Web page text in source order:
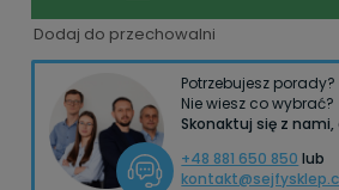
Dodaj do przechowalni
Potrzebujesz porady?
Nie wiesz co wybrać?
Skonaktuj się z
+48 881 650 850 lub